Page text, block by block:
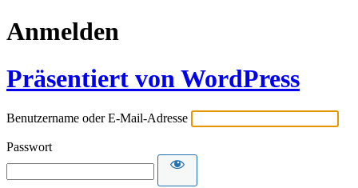
Anmelden
Präsentiert von WordPress
Benutzername oder E-Mail-Adresse
Passwort